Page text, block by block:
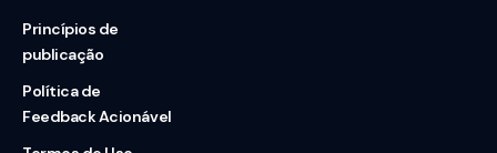
Princípios de
publicação
Política de
Feedback Acionável